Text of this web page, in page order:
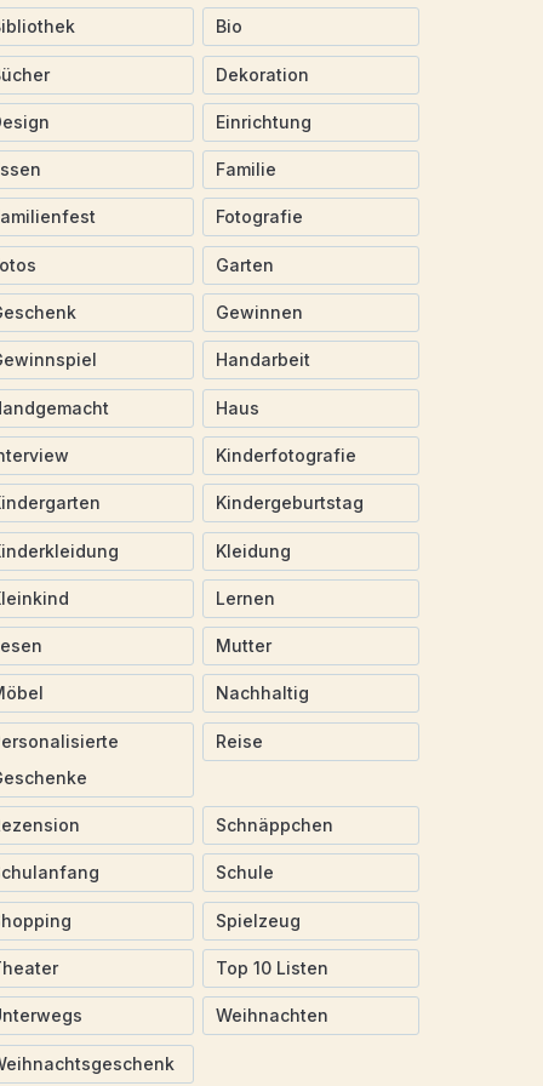
Bio
Dekoration
Einrichtung
Familie
Fotografie
Garten
Gewinnen
Handarbeit
Haus
Kinderfotografie
Kindergeburtstag
Kleidung
Lernen
Mutter
Nachhaltig
Reise
Schnäppchen
Schule
Spielzeug
Top 10 Listen
Weihnachten